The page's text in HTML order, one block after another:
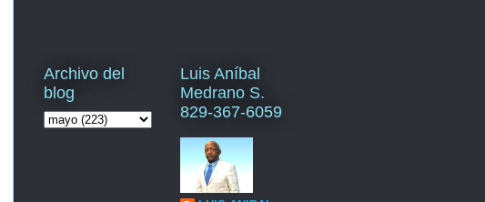
Archivo del
blog
Luis Aníbal
Medrano S.
829-367-6059